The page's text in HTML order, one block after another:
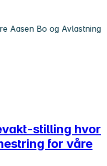
Aasen Bo og Avlastning
stilling hvor
for våre